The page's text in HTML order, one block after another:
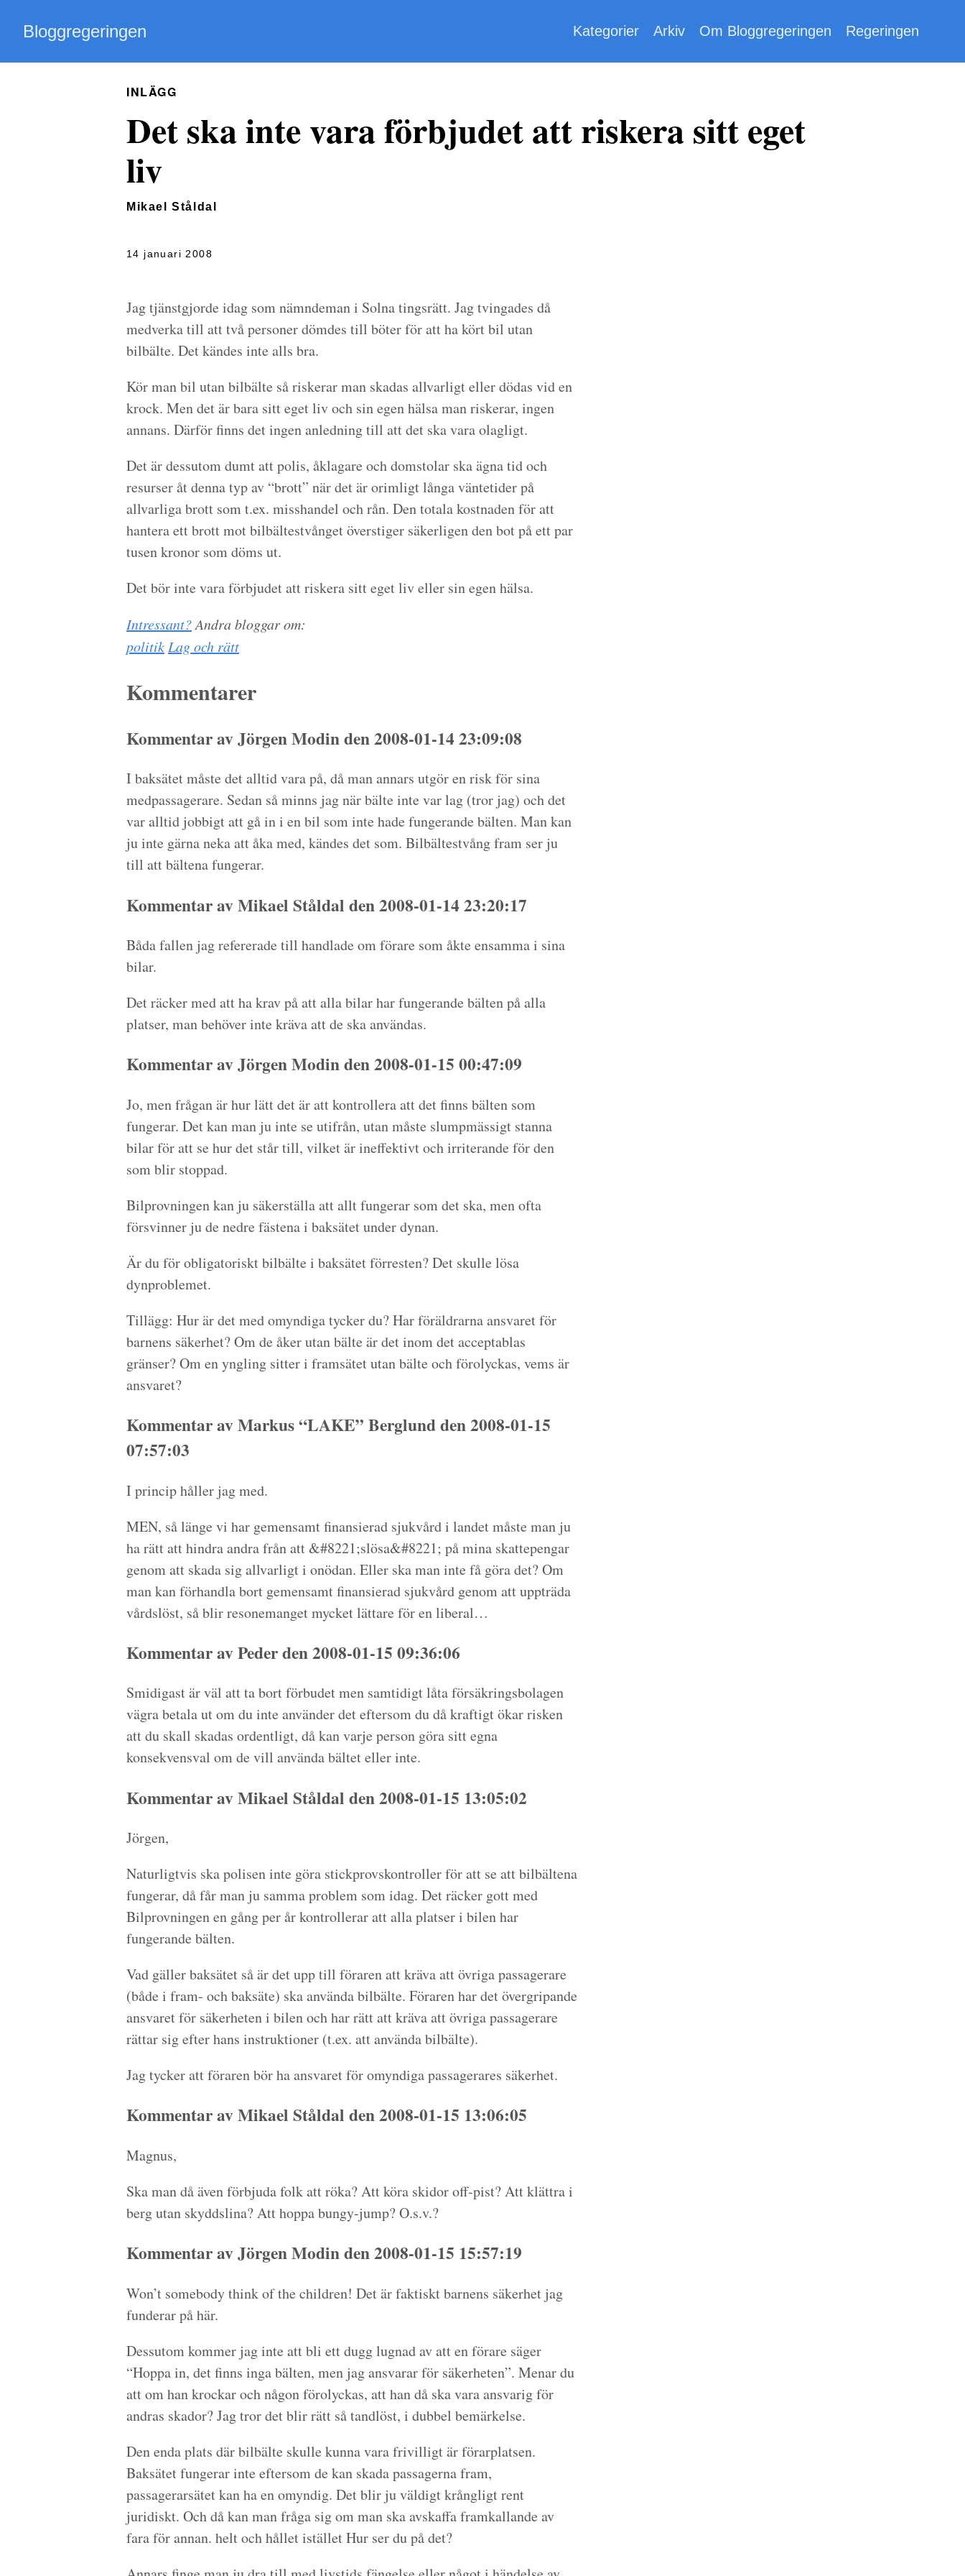
Bloggregeringen Kategorier Arkiv Om Bloggregeringen Regeringen
INLÄGG
Det ska inte vara förbjudet att riskera sitt eget
liv
Mikael Ståldal
14 januari 2008
Jag tjänstgjorde idag som nämndeman i Solna tingsrätt. Jag tvingades då
medverka till att två personer dömdes till böter för att ha kört bil utan
bilbälte. Det kändes inte alls bra.
Kör man bil utan bilbälte så riskerar man skadas allvarligt eller dödas vid en
krock. Men det är bara sitt eget liv och sin egen hälsa man riskerar, ingen
annans. Därför finns det ingen anledning till att det ska vara olagligt.
Det är dessutom dumt att polis, åklagare och domstolar ska ägna tid och
resurser åt denna typ av “brott” när det är orimligt långa väntetider på
allvarliga brott som t.ex. misshandel och rån. Den totala kostnaden för att
hantera ett brott mot bilbältestvånget överstiger säkerligen den bot på ett par
tusen kronor som döms ut.
Det bör inte vara förbjudet att riskera sitt eget liv eller sin egen hälsa.
Intressant?Andra bloggar om:
politik Lag och rätt
Kommentarer
Kommentar av Jörgen Modin den 2008-01-14 23:09:08
I baksätet måste det alltid vara på, då man annars utgör en risk för sina
medpassagerare. Sedan så minns jag när bälte inte var lag (tror jag) och det
var alltid jobbigt att gå in i en bil som inte hade fungerande bälten. Man kan
ju inte gärna neka att åka med, kändes det som. Bilbältestvång fram ser ju
till att bältena fungerar.
Kommentar av Mikael Ståldal den 2008-01-14 23:20:17
Båda fallen jag refererade till handlade om förare som åkte ensamma i sina
bilar.
Det räcker med att ha krav på att alla bilar har fungerande bälten på alla
platser, man behöver inte kräva att de ska användas.
Kommentar av Jörgen Modin den 2008-01-15 00:47:09
Jo, men frågan är hur lätt det är att kontrollera att det finns bälten som
fungerar. Det kan man ju inte se utifrån, utan måste slumpmässigt stanna
bilar för att se hur det står till, vilket är ineffektivt och irriterande för den
som blir stoppad.
Bilprovningen kan ju säkerställa att allt fungerar som det ska, men ofta
försvinner ju de nedre fästena i baksätet under dynan.
Är du för obligatoriskt bilbälte i baksätet förresten? Det skulle lösa
dynproblemet.
Tillägg: Hur är det med omyndiga tycker du? Har föräldrarna ansvaret för
barnens säkerhet? Om de åker utan bälte är det inom det acceptablas
gränser? Om en yngling sitter i framsätet utan bälte och förolyckas, vems är
ansvaret?
Kommentar av Markus “LAKE” Berglund den 2008-01-15
07:57:03
I princip håller jag med.
MEN, så länge vi har gemensamt finansierad sjukvård i landet måste man ju
ha rätt att hindra andra från att &#8221;slösa&#8221; på mina skattepengar
genom att skada sig allvarligt i onödan. Eller ska man inte få göra det? Om
man kan förhandla bort gemensamt finansierad sjukvård genom att uppträda
vårdslöst, så blir resonemanget mycket lättare för en liberal…
Kommentar av Peder den 2008-01-15 09:36:06
Smidigast är väl att ta bort förbudet men samtidigt låta försäkringsbolagen
vägra betala ut om du inte använder det eftersom du då kraftigt ökar risken
att du skall skadas ordentligt, då kan varje person göra sitt egna
konsekvensval om de vill använda bältet eller inte.
Kommentar av Mikael Ståldal den 2008-01-15 13:05:02
Jörgen,
Naturligtvis ska polisen inte göra stickprovskontroller för att se att bilbältena
fungerar, då får man ju samma problem som idag. Det räcker gott med
Bilprovningen en gång per år kontrollerar att alla platser i bilen har
fungerande bälten.
Vad gäller baksätet så är det upp till föraren att kräva att övriga passagerare
(både i fram- och baksäte) ska använda bilbälte. Föraren har det övergripande
ansvaret för säkerheten i bilen och har rätt att kräva att övriga passagerare
rättar sig efter hans instruktioner (t.ex. att använda bilbälte).
Jag tycker att föraren bör ha ansvaret för omyndiga passagerares säkerhet.
Kommentar av Mikael Ståldal den 2008-01-15 13:06:05
Magnus,
Ska man då även förbjuda folk att röka? Att köra skidor off-pist? Att klättra i
berg utan skyddslina? Att hoppa bungy-jump? O.s.v.?
Kommentar av Jörgen Modin den 2008-01-15 15:57:19
Won’t somebody think of the children! Det är faktiskt barnens säkerhet jag
funderar på här.
Dessutom kommer jag inte att bli ett dugg lugnad av att en förare säger
“Hoppa in, det finns inga bälten, men jag ansvarar för säkerheten”. Menar du
att om han krockar och någon förolyckas, att han då ska vara ansvarig för
andras skador? Jag tror det blir rätt så tandlöst, i dubbel bemärkelse.
Den enda plats där bilbälte skulle kunna vara frivilligt är förarplatsen.
Baksätet fungerar inte eftersom de kan skada passagerna fram,
passagerarsätet kan ha en omyndig. Det blir ju väldigt krångligt rent
juridiskt. Och då kan man fråga sig om man ska avskaffa framkallande av
fara för annan. helt och hållet istället Hur ser du på det?